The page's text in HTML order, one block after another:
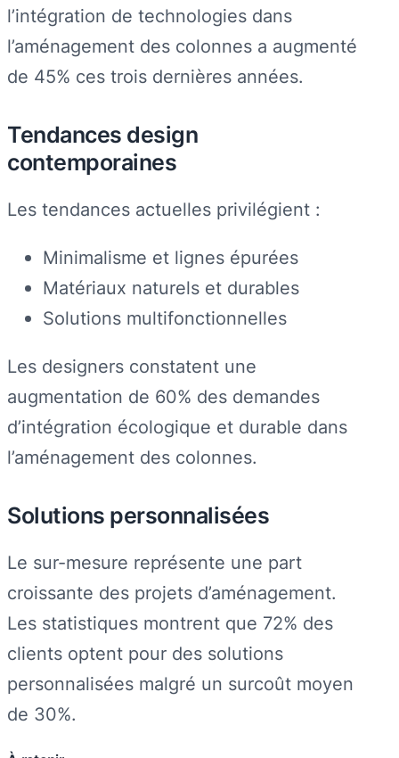
l’intégration de technologies dans
l’aménagement des colonnes a augmenté
de 45% ces trois dernières années.
Tendances design
contemporaines
Les tendances actuelles privilégient :
Minimalisme et lignes épurées
Matériaux naturels et durables
Solutions multifonctionnelles
Les designers constatent une
augmentation de 60% des demandes
d’intégration écologique et durable dans
l’aménagement des colonnes.
Solutions personnalisées
Le sur-mesure représente une part
croissante des projets d’aménagement.
Les statistiques montrent que 72% des
clients optent pour des solutions
personnalisées malgré un surcoût moyen
de 30%.